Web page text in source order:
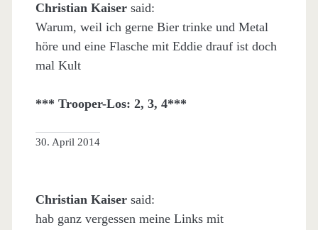
Christian Kaiser said:
Warum, weil ich gerne Bier trinke und Metal
höre und eine Flasche mit Eddie drauf ist doch
mal Kult
*** Trooper-Los: 2, 3, 4***
30. April 2014
Christian Kaiser said:
hab ganz vergessen meine Links mit